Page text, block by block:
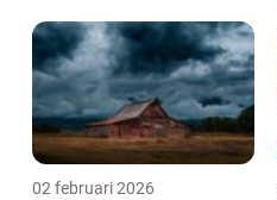
02 februari 2026